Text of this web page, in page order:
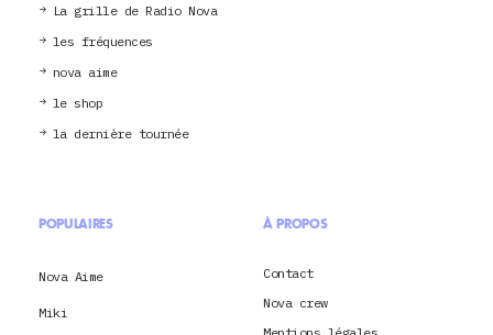
La grille de Radio Nova
les fréquences
nova aime
le shop
la dernière tournée
POPULAIRES
Nova Aime
Miki
À PROPOS
Contact
Nova crew
Mentions légales